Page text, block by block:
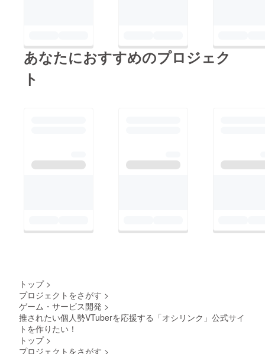
あなたにおすすめのプロジェク
ト
トップ >
プロジェクトをさがす >
ゲーム・サービス開発 >
推されたい個人勢VTuberを応援する「オシリンク」公式サイ
トを作りたい！
トップ >
プロジェクトをさがす >